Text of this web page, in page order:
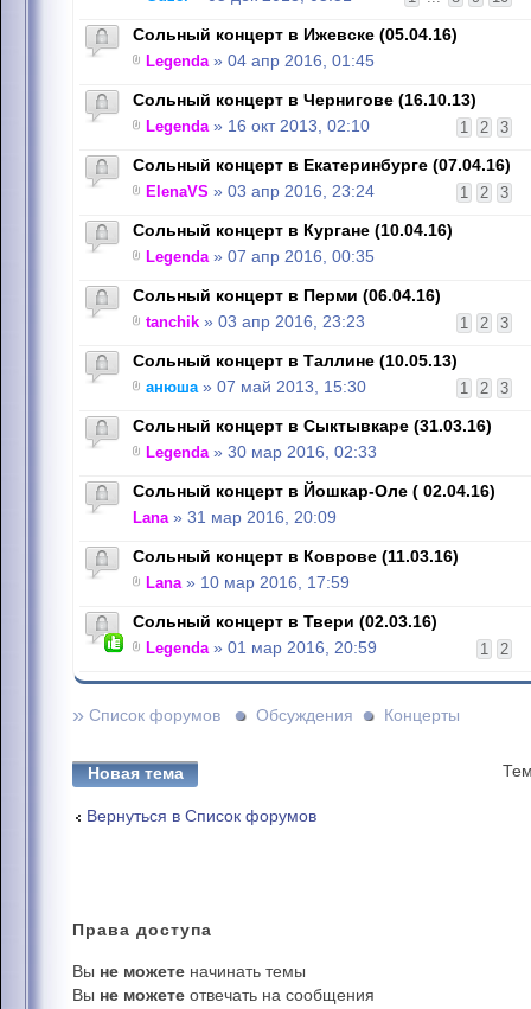
Сольный концерт в Ижевске (05.04.16)
Legenda» 04 апр 2016, 01:45
Сольный концерт в Чернигове (16.10.13)
1 2 3
Legenda» 16 окт 2013, 02:10
Сольный концерт в Екатеринбурге (07.04.16)
1 2 3
ElenaVS » 03 апр 2016, 23:24
Сольный концерт в Кургане (10.04.16)
Legenda» 07 апр 2016, 00:35
Сольный концерт в Перми (06.04.16)
1 2 3
tanchik » 03 апр 2016, 23:23
Сольный концерт в Таллине (10.05.13)
1 2 3
анюша» 07 май 2013, 15:30
Сольный концерт в Сыктывкаре (31.03.16)
Legenda» 30 мар 2016, 02:33
Сольный концерт в Йошкар-Оле ( 02.04.16)
Lana» 31 мар 2016, 20:09
Сольный концерт в Коврове (11.03.16)
Lana» 10 мар 2016, 17:59
Сольный концерт в Твери (02.03.16)
1 2
Legenda» 01 мар 2016, 20:59
» Список форумов Обсуждения Концерты
Новая тема
Вернуться в Список форумов
Права доступа
Вы не можете начинать темы
Вы не можете отвечать на сообщения